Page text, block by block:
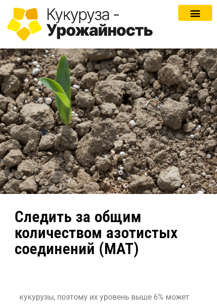
Следить за общим
количеством азотистых
соединений (MAT)
кукурузы, поэтому их уровень выше 6% может